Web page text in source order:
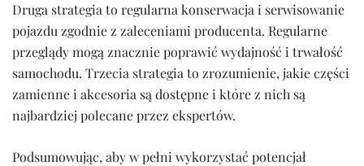
Druga strategia to regularna konserwacja i serwisowanie
pojazdu zgodnie z zaleceniami producenta. Regularne
przeglądy mogą znacznie poprawić wydajność i trwałość
samochodu. Trzecia strategia to zrozumienie, jakie części
zamienne i akcesoria są dostępne i które z nich są
najbardziej polecane przez ekspertów.
Podsumowując, aby w pełni wykorzystać potencjał